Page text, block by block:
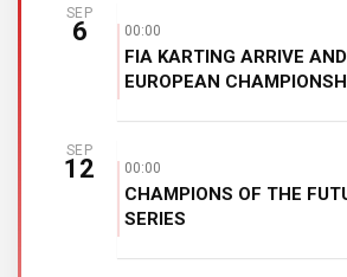
SEP
6 00:00
FIA KARTING ARRIVE
EUROPEAN
SEP
12 00:00
CHAMPIONS OF THE
SERIES